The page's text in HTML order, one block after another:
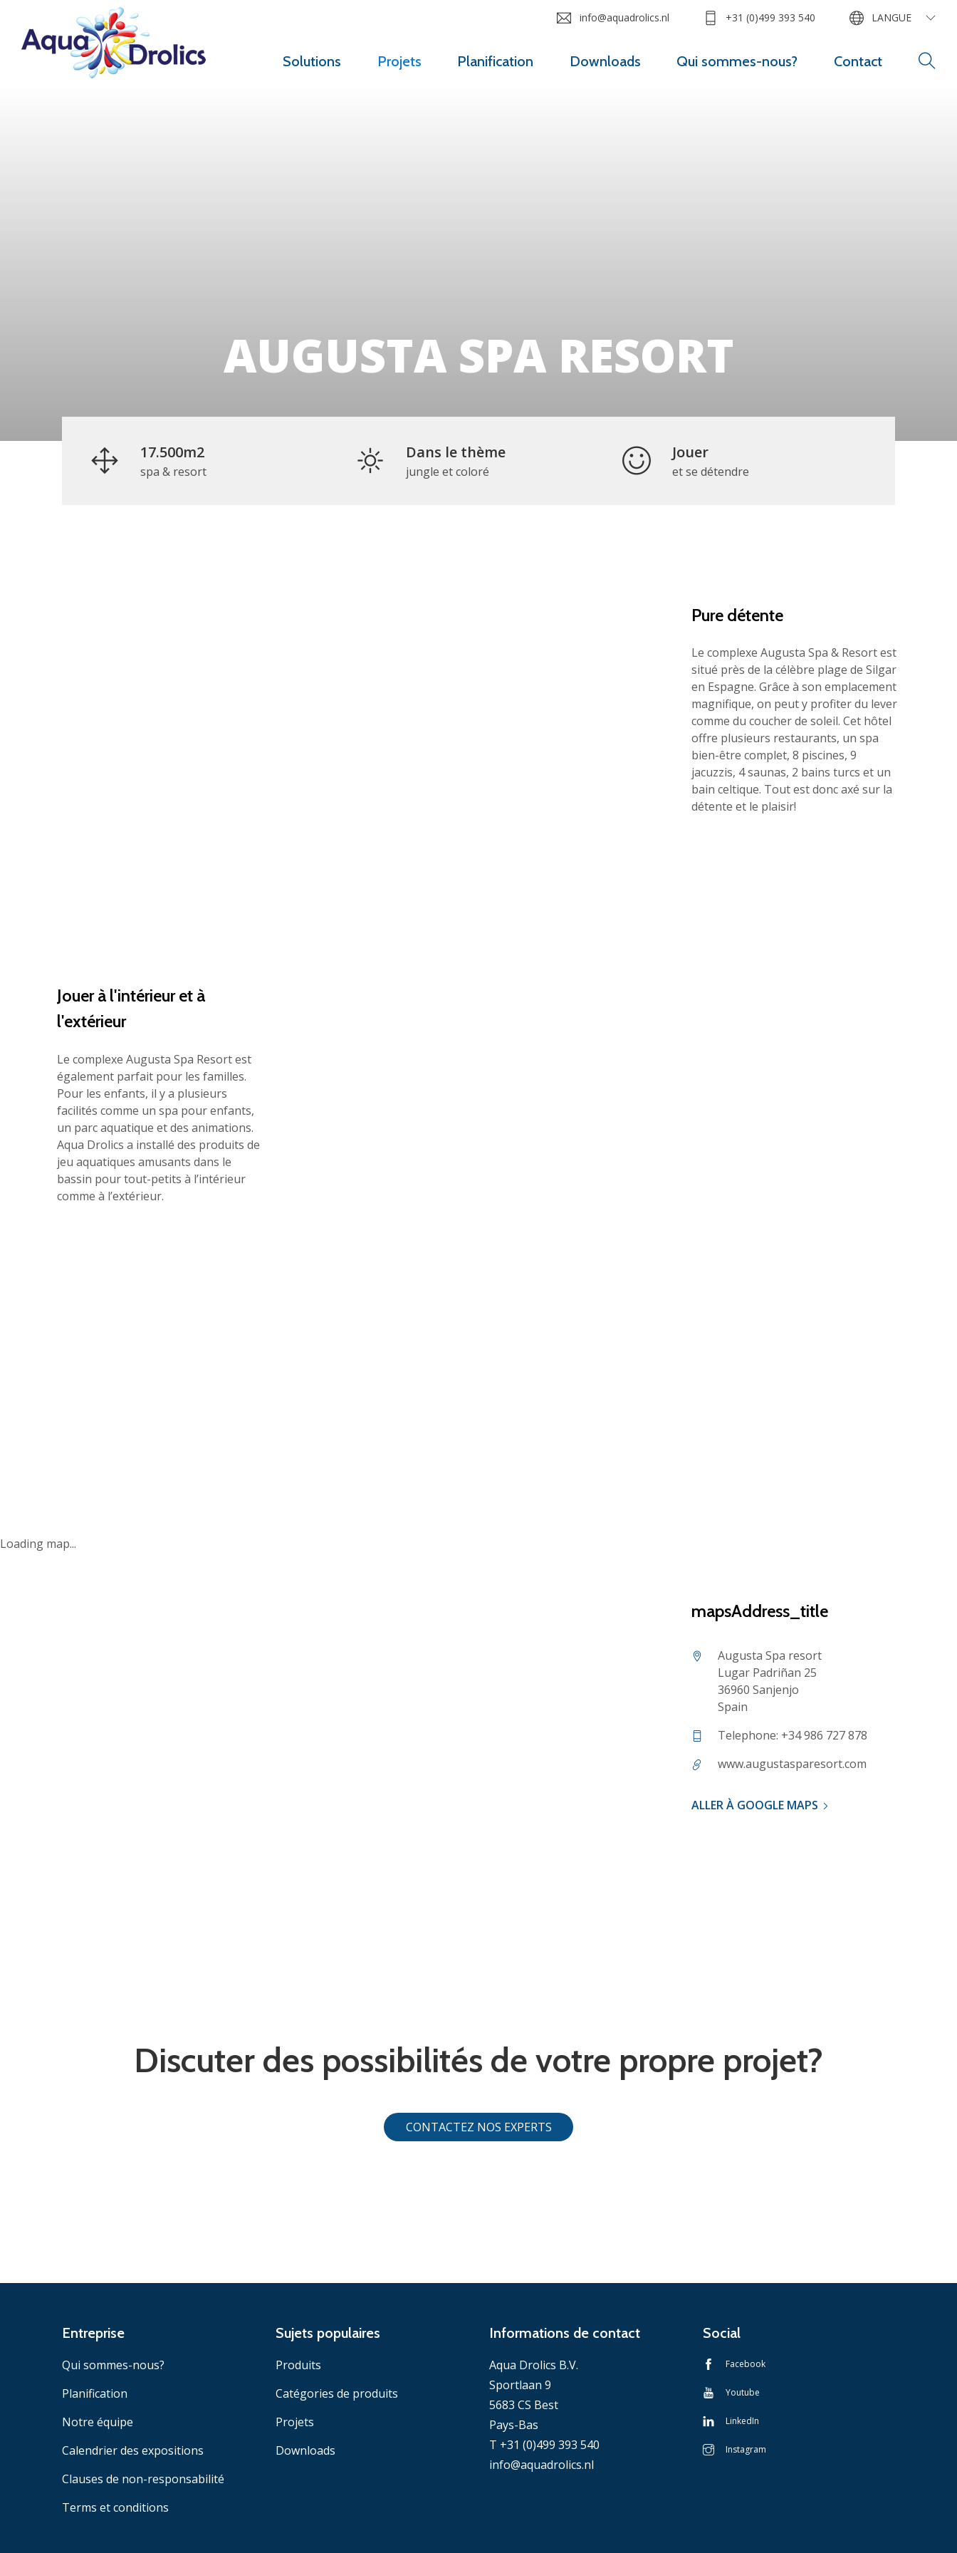
Solutions Projets Planification Downloads Qui sommes-nous? Contact
info@aquadrolics.nl +31 (0)499 393 540 LANGUE
AUGUSTA SPA RESORT
17.500m2
spa & resort
Dans le thème
jungle et coloré
Jouer
et se détendre
Pure détente
Le complexe Augusta Spa & Resort est
situé près de la célèbre plage de Silgar
en Espagne. Grâce à son emplacement
magnifique, on peut y profiter du lever
comme du coucher de soleil. Cet hôtel
offre plusieurs restaurants, un spa
bien-être complet, 8 piscines, 9
jacuzzis, 4 saunas, 2 bains turcs et un
bain celtique. Tout est donc axé sur la
détente et le plaisir!
Jouer à l'intérieur et à
l'extérieur
Le complexe Augusta Spa Resort est
également parfait pour les familles.
Pour les enfants, il y a plusieurs
facilités comme un spa pour enfants,
un parc aquatique et des animations.
Aqua Drolics a installé des produits de
jeu aquatiques amusants dans le
bassin pour tout-petits à l’intérieur
comme à l’extérieur.
mapsAddress_title
Augusta Spa resort
Lugar Padriñan 25
36960 Sanjenjo
Spain
Telephone: +34 986 727 878
www.augustasparesort.com
ALLER À GOOGLE MAPS
Loading map...
Discuter des possibilités de votre propre projet?
CONTACTEZ NOS EXPERTS
Entreprise
Qui sommes-nous?
Planification
Notre équipe
Calendrier des expositions
Clauses de non-responsabilité
Terms et conditions
Sujets populaires
Produits
Catégories de produits
Projets
Downloads
Informations de contact
Aqua Drolics B.V.
Sportlaan 9
5683 CS Best
Pays-Bas
T +31 (0)499 393 540
info@aquadrolics.nl
Social
Facebook
Youtube
LinkedIn
Instagram